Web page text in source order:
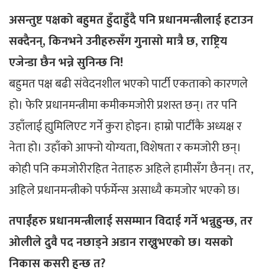
असन्तुष्ट पक्षको बहुमत हुँदाहुँदै पनि प्रधानमन्त्रीलाई हटाउन
सक्दैनन्, किनभने उनीहरुसँग गुनासो मात्रै छ, राष्ट्रिय
एजेन्डा छैन भन्ने सुनिन्छ नि!
बहुमत पक्ष बढी संवेदनशील भएको पार्टी एकताको कारणले
हो। फेरि प्रधानमन्त्रीमा कमीकमजोरी प्रशस्त छन्। तर पनि
उहाँलाई ह्युमिलिएट गर्ने कुरा होइन। हाम्रो पार्टीकै अध्यक्ष र
नेता हो। उहाँको आफ्नो योग्यता, विशेषता र कमजोरी छन्।
कोही पनि कमजोरीरहित नेताहरु अहिले हामीसँग छैनन्। तर,
अहिले प्रधानमन्त्रीको पर्फर्मेन्स असाध्यै कमजोर भएको छ।
तपाईंहरु प्रधानमन्त्रीलाई ससम्मान विदाई गर्ने भन्नुहुन्छ, तर
ओलीले दुवै पद नछाड्ने अडान राख्नुभएको छ। यसको
निकास कसरी हुन्छ त?